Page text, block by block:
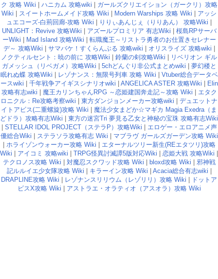
ク 攻略 Wiki | ハニカム 攻略wiki | ガールズクリエイション（ガークリ）攻略
Wiki | スイートホームメイド攻略 Wiki | Modern Warships 攻略 Wiki | アッシ
ュエコーズ-白荊回廊-攻略 Wiki | りりぃあんじぇ（りりあん） 攻略Wiki |
UNLIGHT：Revive 攻略Wiki | アズールプロミリア 有志Wiki | 桜島RPサーバ
ーWiki | Mad Island 攻略Wiki | 転職魔王～リストラ勇者のお仕置きセレナー
デ～ 攻略Wiki | サマバケ！すくらんぶる 攻略wiki | オリスライズ 攻略wiki |
ノクティルセント：暁の前に 攻略Wiki | 鈴蘭の剣攻略Wiki | リベリオン ギル
ガメッシュ（リベガメ）攻略Wiki | 5chどんぐり非公式まとめwiki | 夢幻楼と
眠れぬ蝶 攻略Wiki | レゾナンス：無限号列車 攻略 Wiki | Vtuber総合データベ
ースwiki | 千年戦争アイギスシナリオwiki | ANGELICA ASTER 攻略Wiki | Elin
攻略有志wiki | 魔王カリンちゃんRPG ～恋姫建国奔走記～攻略 Wiki | エタク
ロニクル：Re攻略考察wiki | 東方ダンジョンメーカー攻略wiki | デュエットナ
イトアビス(二重螺旋)攻略 Wiki | 魔法少女まどか☆マギカ Magia Exedra（ま
どドラ）攻略有志Wiki | 東方の迷宮Tri 夢見る乙女と神秘の宝珠 攻略有志Wiki
| STELLAR IDOL PROJECT（ステラP）攻略Wiki | エロゲー・エロアニメ声
優総合Wiki | ステラソラ攻略有志 Wiki | マブラヴ ガールズガーデン攻略 Wiki
| ホライゾンウォーカー攻略 Wiki | エターナルツリー新生(REエタツリ)攻略
Wiki | アイコミ 攻略wiki | TRPG怪異討滅譚5版対応Wiki | 恋姫大戦 攻略Wiki |
テクロノス攻略 Wiki | 対魔忍スクワッド攻略 Wiki | bloxd攻略 Wiki | 邪神戦
記ルルイエ少女隊攻略 Wiki | キラーイン攻略 Wiki | Acacia総合有志wiki |
DRAPLINE攻略 Wiki | レゾナンスリリウム（レゾリリ）攻略 Wiki | ドットア
ビスX攻略 Wiki | アストラエ・オラティオ（アスオラ）攻略 Wiki